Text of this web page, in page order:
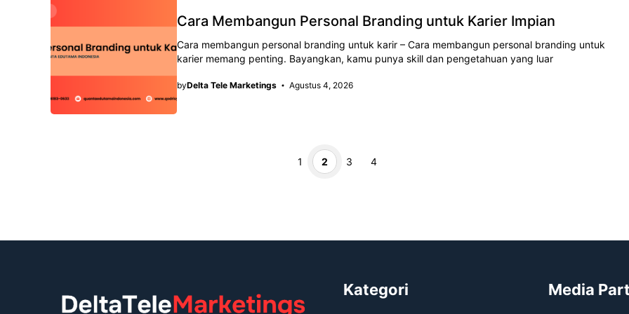
Cara Membangun Personal Branding untuk Karier Impian
Cara membangun personal branding untuk karir – Cara membangun personal branding untuk
karier memang penting. Bayangkan, kamu punya skill dan pengetahuan yang luar
byDelta Tele Marketings Agustus 4, 2026
Halaman
1 Halaman
2 Halaman
3 Halaman
4
Kategori Media